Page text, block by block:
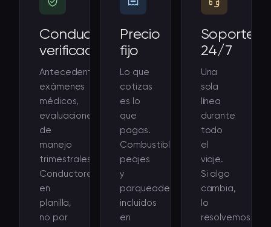
Conductores
verificados
Antecedentes,
exámenes
médicos,
evaluaciones
de
manejo
trimestrales.
Conductores
en
planilla,
no por
Precio
fijo
Lo que
cotizas
es lo
que
pagas.
Combustible,
peajes
y
parqueaderos
incluidos
en
Soporte
24/7
Una
sola
línea
durante
todo
el
viaje.
Si algo
cambia,
lo
resolvemos